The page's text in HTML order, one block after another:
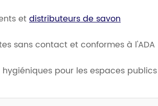
etdistributeurs de savon
sans contact et conformes à l'ADA
pour les espaces publics